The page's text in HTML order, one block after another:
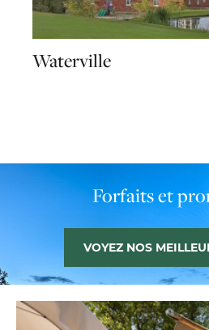
Waterville
Forfaits et
VOYEZ NOS